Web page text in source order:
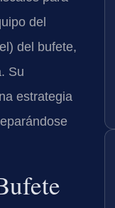
del
del bufete,
Su
estrategia